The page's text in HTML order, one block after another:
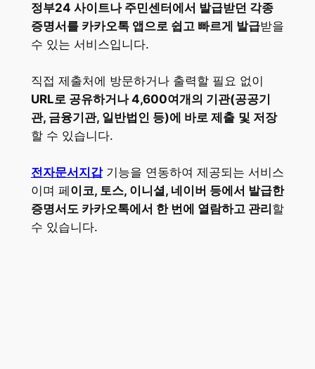
정부24 사이트나 주민센터에서 발급받던 각종
증명서를 카카오톡 앱으로 쉽고 빠르게 발급받을
수 있는 서비스입니다.
직접 제출처에 방문하거나 출력할 필요 없이
URL로 공유하거나 4,600여개의 기관(공공기
관, 금융기관, 일반법인 등)에 바로 제출 및 저장
할 수 있습니다.
전자문서지갑기능을 연동하여 제공되는 서비스
이며 페 이코, 토스, 이니셜, 네이버 등에서 발급한
증명서도 카카오톡에서 한 번에 열람하고 관리 할
수 있습니다.